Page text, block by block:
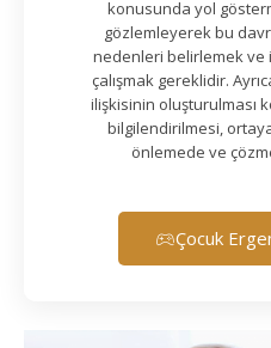
konusunda yol
gözlemleyerek bu
nedenleri belirlemek ve
çalışmak gereklidir.
ilişkisinin oluşturulması
bilgilendirilmesi,
önlemede ve
Çocuk